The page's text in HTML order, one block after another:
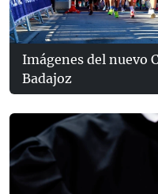
Imágenes del nuevo
Badajoz